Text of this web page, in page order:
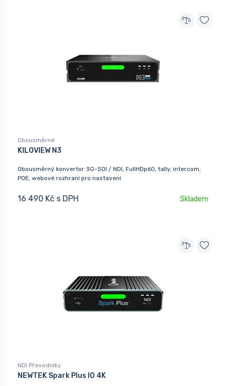
Obousměrné
KILOVIEW N3
Obousměrný konvertor 3G-SDI / NDI, FullHDp60, tally, intercom,
POE, webové rozhraní pro nastavení
16 490 Kč s DPH Skladem
NDI Převodníky
NEWTEK Spark Plus IO 4K